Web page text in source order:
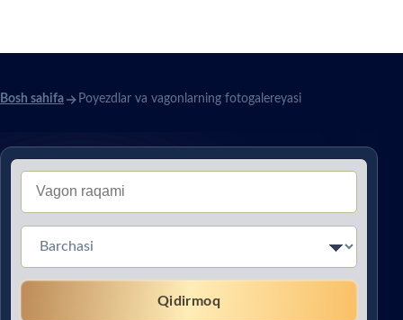
Bosh sahifa Poyezdlar va vagonlarning fotogalereyasi
Тип вагона (Без перевода)
Qidirmoq